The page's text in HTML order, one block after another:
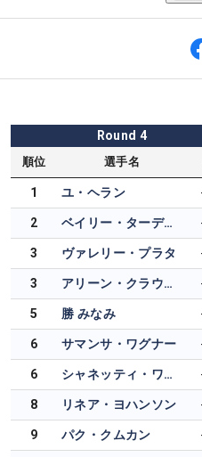
Round 4
順位 選手名
1 ユ・ヘラン
2 ベイリー・ターディー
3 ヴァレリー・プラタ
3 アリーン・クラウター
5 勝 みなみ
6 サマンサ・ワグナー
6 シャネッティ・ワナセン
8 リネア・ヨハンソン
9 パク・クムカン